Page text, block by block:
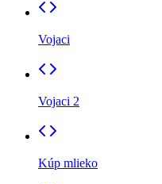
Vojaci
Vojaci 2
Kúp mlieko